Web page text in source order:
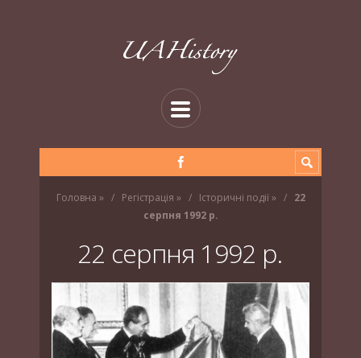
Головна » Регістрація » Історичні події»
22
серпня 1992 р.
22 серпня 1992 р.